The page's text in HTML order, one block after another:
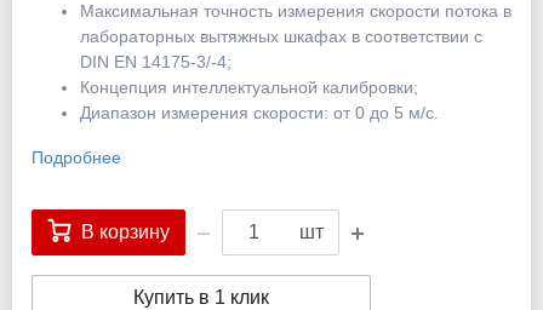
Максимальная точность измерения скорости потока в
лабораторных вытяжных шкафах в соответствии с
DIN EN 14175-3/-4;
Концепция интеллектуальной калибровки;
Диапазон измерения скорости: от 0 до 5 м/с.
Подробнее
В корзину шт
Купить в 1 клик